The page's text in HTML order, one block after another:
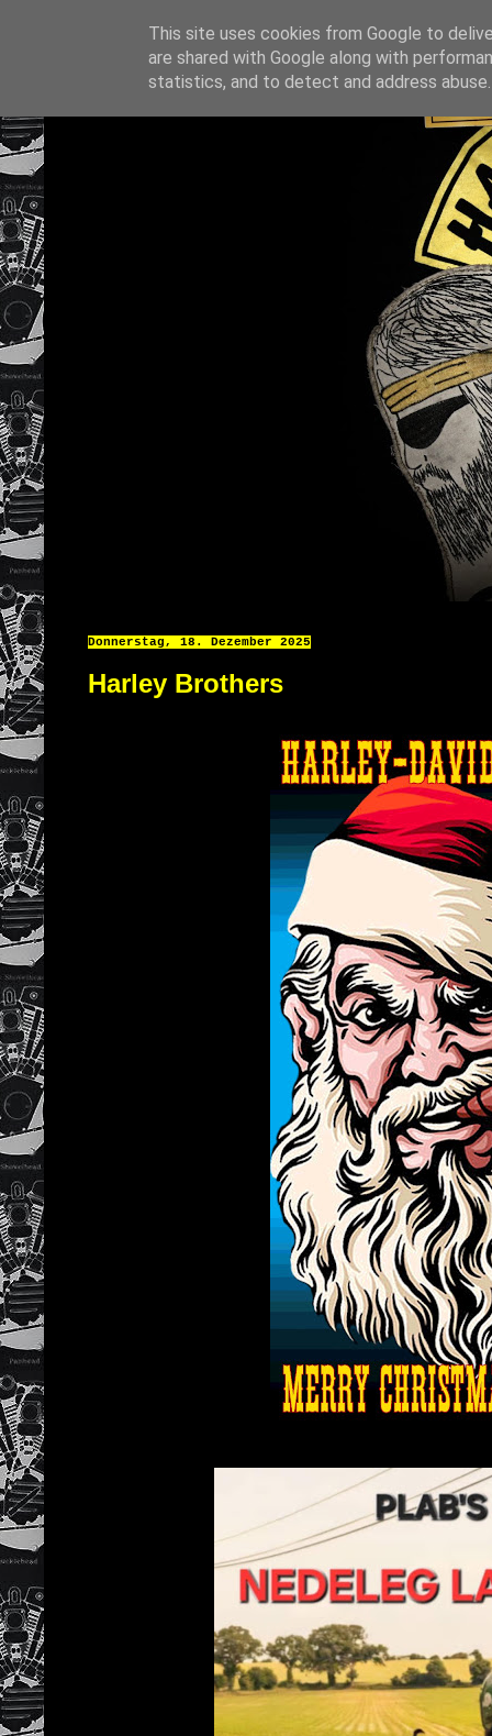
Donnerstag, 18. Dezember 2025
Harley Brothers
This site uses cookies from Google to
are shared with Google along with
statistics, and to detect and address abuse.